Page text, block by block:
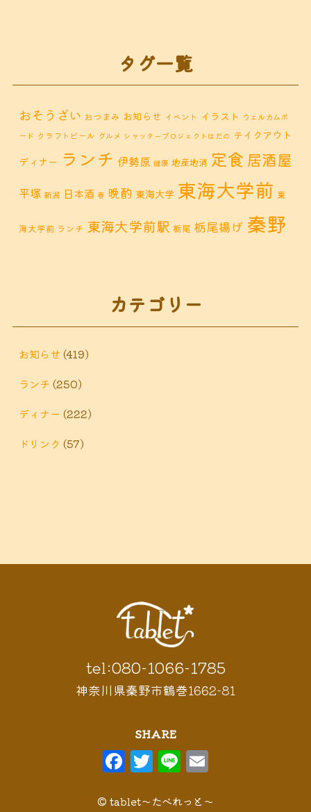
タグ一覧
おそうざい おつまみ お知らせ イベント イラスト ウェルカムボ
ード クラフトビール グルメ シャッタープロジェクトはだの テイクアウト
ディナー ランチ 伊勢原 健康 地産地消 定食 居酒屋
平塚 新潟 日本酒 春 晩酌 東海大学 東海大学前 東
海大学前 ランチ 東海大学前駅 栃尾 栃尾揚げ 秦野
鶴巻 カフェ
ィナー鶴巻 ランチ
泉鶴巻温泉駅
カテゴリー
お知らせ (419)
ランチ (250)
ディナー (222)
ドリンク (57)
tel:080-1066-1785
神奈川県秦野市鶴巻1662-81
SHARE
F
a
c
T
w
it
Li
n
e ai
© tablet〜たべれっと〜